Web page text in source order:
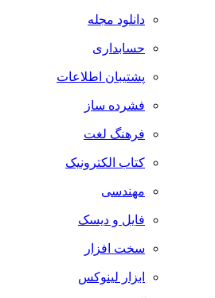
دانلود مجله
حسابداری
پشتیبان اطلاعات
فشرده ساز
فرهنگ لغت
کتاب الکترونیک
مهندسی
فایل و دیسک
سخت افزار
ابزار لینوکس